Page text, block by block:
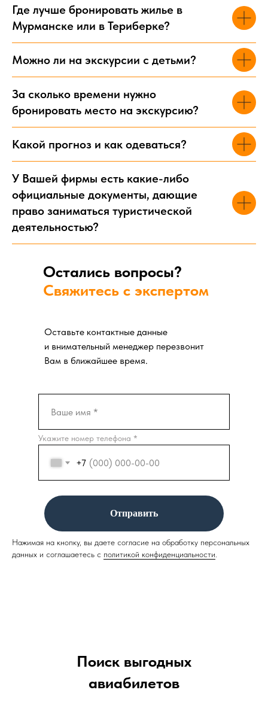
Где лучше бронировать жилье в
Мурманске или в Териберке?
Можно ли на экскурсии с детьми?
За сколько времени нужно
бронировать место на экскурсию?
Какой прогноз и как одеваться?
У Вашей фирмы есть какие-либо
официальные документы, дающие
право заниматься туристической
деятельностью?
Остались вопросы?
Свяжитесь с экспертом
+7
Отправить
Оставьте контактные данные
и внимательный менеджер перезвонит
Вам в ближайшее время.
Укажите номер телефона *
Нажимая на кнопку, вы даете согласие на обработку персональных
данных и соглашаетесь c политикой конфиденциальности.
Поиск выгодных
авиабилетов